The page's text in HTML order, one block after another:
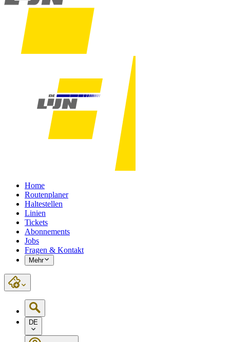
Home
Routenplaner
Haltestellen
Linien
Tickets
Abonnements
Jobs
Fragen & Kontakt
Mehr
DE